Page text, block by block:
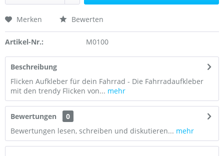
Merken Bewerten
Artikel-Nr.: M0100
Beschreibung
Flicken Aufkleber für dein Fahrrad - Die Fahrradaufkleber
mit den trendy Flicken von... mehr
Bewertungen
0
Bewertungen lesen, schreiben und diskutieren... mehr